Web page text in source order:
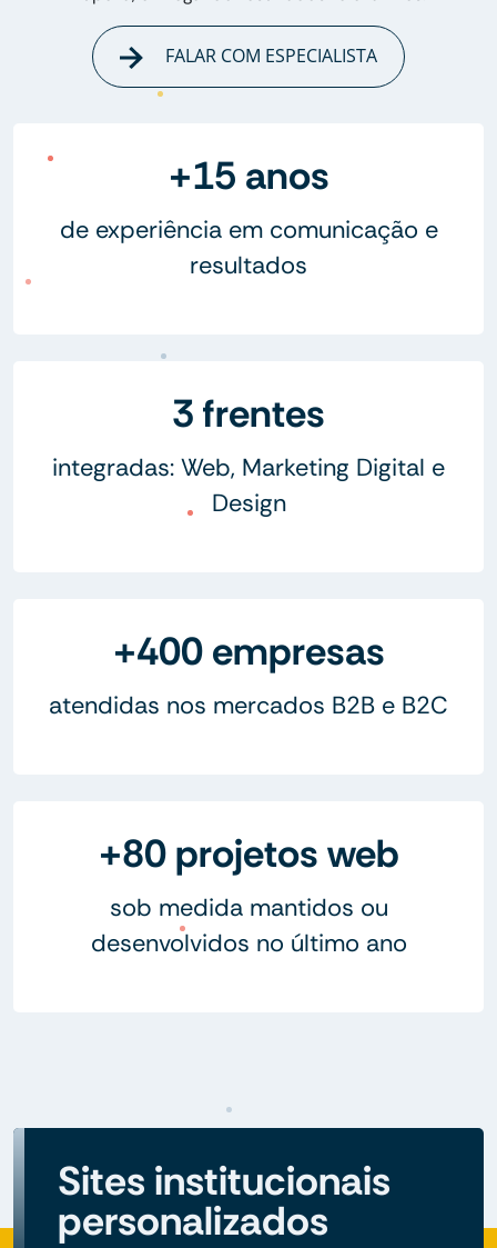
FALAR COM ESPECIALISTA
+15 anos
de experiência em comunicação e
resultados
3 frentes
integradas: Web, Marketing Digital e
Design
+400 empresas
atendidas nos mercados B2B e B2C
+80 projetos web
sob medida mantidos ou
desenvolvidos no último ano
Sites institucionais
personalizados